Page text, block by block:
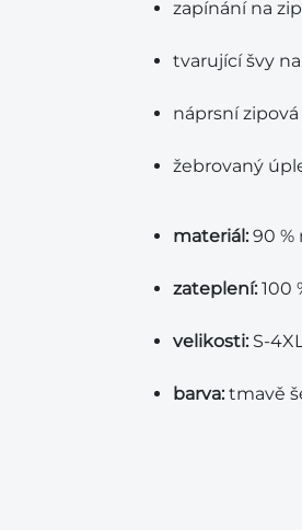
zapínání na zip
tvarující švy
náprsní
žebrovaný
materiál: 90 %
zateplení: 100
velikosti: S-
barva: tmavě